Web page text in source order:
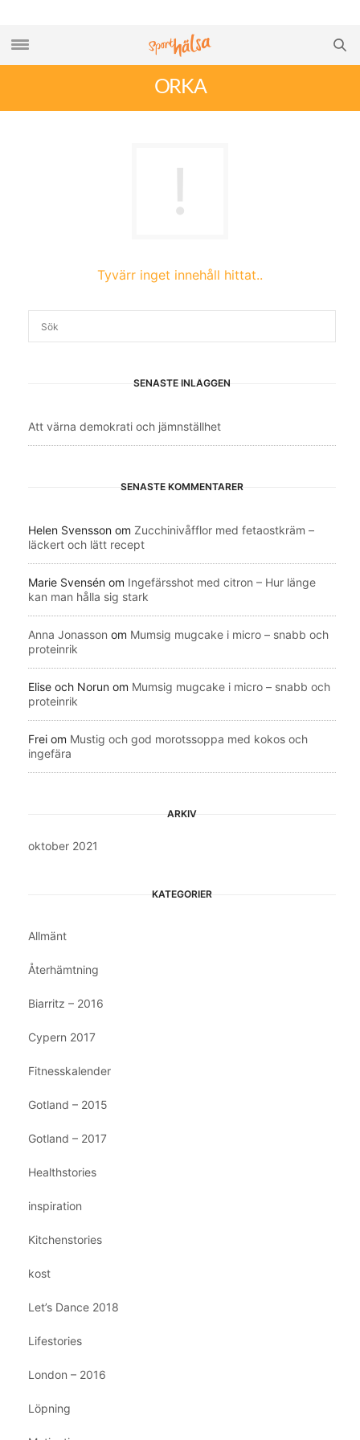
ORKA
Tyvärr inget innehåll hittat..
SENASTE INLÄGGEN
Att värna demokrati och jämnställhet
SENASTE KOMMENTARER
Helen Svensson om Zucchinivåfflor med fetaostkräm –
läckert och lätt recept
Marie Svensén om Ingefärsshot med citron – Hur länge
kan man hålla sig stark
Anna Jonasson om Mumsig mugcake i micro – snabb och
proteinrik
Elise och Norun om Mumsig mugcake i micro – snabb och
proteinrik
Frei om Mustig och god morotssoppa med kokos och
ingefära
ARKIV
oktober 2021
KATEGORIER
Allmänt
Återhämtning
Biarritz – 2016
Cypern 2017
Fitnesskalender
Gotland – 2015
Gotland – 2017
Healthstories
inspiration
Kitchenstories
kost
Let’s Dance 2018
Lifestories
London – 2016
Löpning